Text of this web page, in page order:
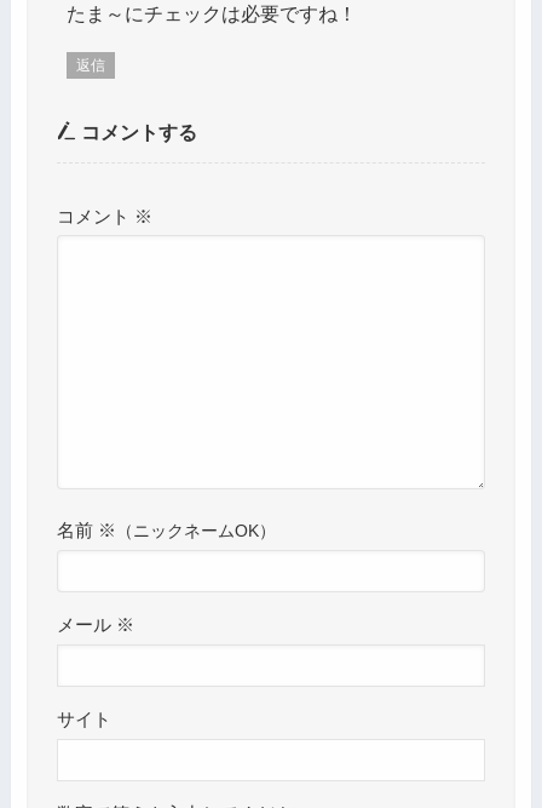
たま～にチェックは必要ですね！
返信
コメントする
コメント ※
名前 ※
メール ※
サイト